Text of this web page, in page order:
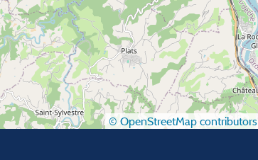
© OpenStreetMap contributors